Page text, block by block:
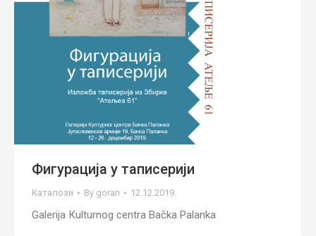
Фигурација у таписерији
Каталози By goran 12.12.2019.
Galerija Кulturnog centra Bačka Palanka